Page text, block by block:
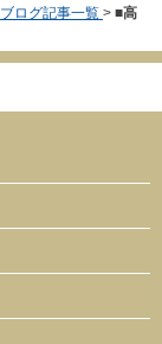
ブログ記事一覧 > ■高